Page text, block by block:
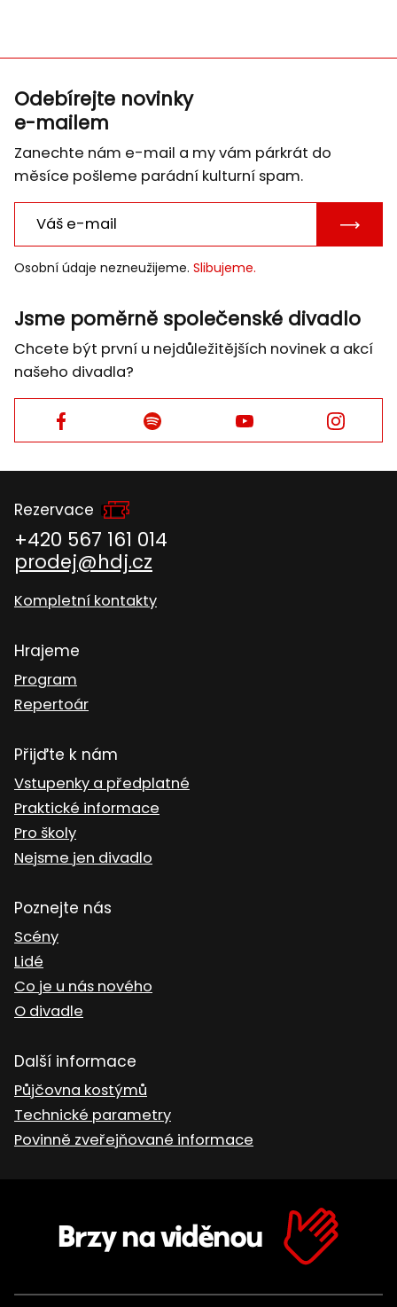
Odebírejte novinky
e-mailem
Zanechte nám e-mail a my vám párkrát do
měsíce pošleme parádní kulturní spam.
E-
Osobní údaje nezneužijeme. Slibujeme.
Jsme poměrně společenské divadlo
Chcete být první u nejdůležitějších novinek a akcí
našeho divadla?
Facebook Facebook Facebook Facebook
Rezervace
+420 567 161 014
prodej@hdj.cz
Kompletní kontakty
Hrajeme
Program
Repertoár
Přijďte k nám
Vstupenky a předplatné
Praktické informace
Pro školy
Nejsme jen divadlo
Poznejte nás
Scény
Lidé
Co je u nás nového
O divadle
Další informace
Půjčovna kostýmů
Technické parametry
Povinně zveřejňované informace
Brzy na viděnou